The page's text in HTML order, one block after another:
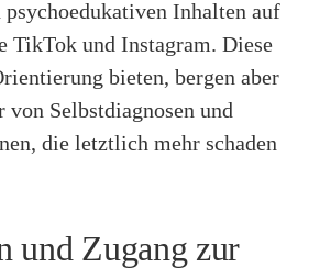
Inhalten auf
TikTok und Instagram. Diese
bieten, bergen aber
von Selbstdiagnosen und
die letztlich mehr schaden
und Zugang zur